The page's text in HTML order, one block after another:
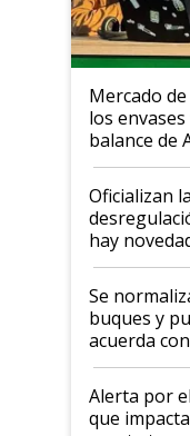
Mercado
los
balance de
Oficializan
hay
la hidrovía
Se
buques y
acuerda
suspende
Alerta por
que